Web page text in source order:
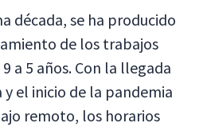
década, se ha producido
de los trabajos
a 5 años. Con la llegada
el inicio de la pandemia
remoto, los horarios